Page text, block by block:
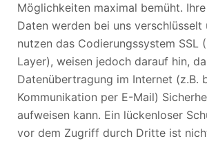
Möglichkeiten maximal bemüht.
Daten werden bei uns
nutzen das Codierungssystem SSL
Layer), weisen jedoch darauf hin,
Datenübertragung im Internet (z.B.
Kommunikation per E-Mail)
aufweisen kann. Ein lückenloser
vor dem Zugriff durch Dritte ist